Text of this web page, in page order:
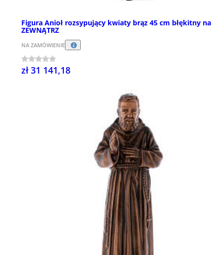
Figura Anioł rozsypujący kwiaty brąz 45 cm błękitny na
ZEWNĄTRZ
NA ZAMÓWIENIE
zł 31 141,18